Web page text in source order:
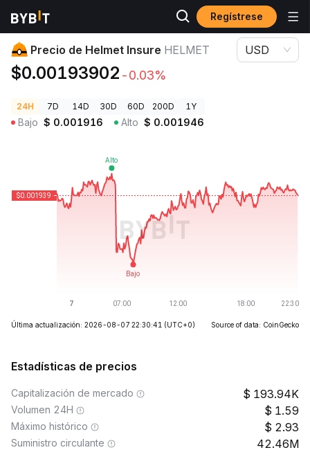
Regístrese
Precios de Criptomonedas Precio de Helmet Insure HELMET
Precio de Helmet Insure HELMET
$0.00193902 -0.03%
USD
24H 7D 14D 30D 60D 200D 1Y
Bajo $ 0.001916 Alto $ 0.001946
Última actualización: 2026-08-07 22:30:41 (UTC+0) Source of data: CoinGecko
Estadísticas de precios
Capitalización de mercado 193.94K
Volumen 24H 1.59
Máximo histórico 2.93
Suministro circulante 42.46M